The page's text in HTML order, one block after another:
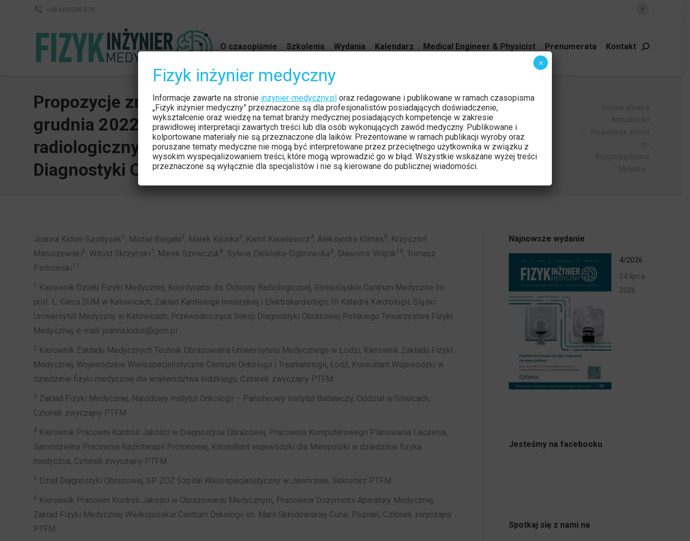
Facebook
opens
O czasopiśmie Szkolenia Wydania Kalendarz Medical Engineer & Physicist Prenumerata Kontakt Szukaj:
Propozycje zmian do Rozporządzenia Ministra Zdrowia z dnia 12
grudnia 2022 r. w sprawie testów eksploatacyjnych urządzeń
radiologicznych i urządzeń pomocniczych – Inicjatywa Sekcji
Diagnostyki Obrazowej Polskiego Towarzystwa Fizyki Medycznej
Joanna Kidoń-Szołtysek1 , Michał Biegała2, Marek Kijonka3, Kamil Kisielewicz4, Aleksandra Klimas5, Krzysztof
Matuszewski6, Witold Skrzyński7, Marek Szewczuk8, Sylwia Zielińska-Dąbrowska9, Sławomir Wójcik10, Tomasz
Piotrowski11
1
Kierownik Działu Fizyki Medycznej, Koordynator ds. Ochrony Radiologicznej, Górnośląskie Centrum Medyczne im.
prof. L. Gieca SUM w Katowicach, Zakład Kardiologii Inwazyjnej i Elektrokardiologii, III Katedra Kardiologii, Śląski
Uniwersytet Medyczny w Katowicach, Przewodnicząca Sekcji Diagnostyki Obrazowej Polskiego Towarzystwa Fizyki
Medycznej, e-mail: joanna.kidon@gcm.pl
2 Kierownik Zakładu Medycznych Technik Obrazowania Uniwersytetu Medycznego w Łodzi, Kierownik Zakładu Fizyki
Medycznej, Wojewódzkie Wielospecjalistyczne Centrum Onkologii i Traumatologii, Łódź, Konsultant Wojewódzki w
dziedzinie fizyki medycznej dla województwa łódzkiego, Członek zwyczajny PTFM
3 Zakład Fizyki Medycznej, Narodowy Instytut Onkologii – Państwowy Instytut Badawczy, Oddział w Gliwicach,
Członek zwyczajny PTFM
4Kierownik Pracowni Kontroli Jakości w Diagnostyce Obrazowej, Pracownia Komputerowego Planowania Leczenia,
Samodzielna Pracownia Radioterapii Protonowej, Konsultant wojewódzki dla Małopolski w dziedzinie fizyka
medyczna, Członek zwyczajny PTFM
5 Dział Diagnostyki Obrazowej, SP ZOZ Szpital Wielospecjalistyczny w Jaworznie, Sekretarz PTFM
6 Kierownik Pracowni Kontroli Jakości w Obrazowaniu Medycznym, Pracownia Dozymetrii Aparatury Medycznej,
Zakład Fizyki Medycznej Wielkopolskie Centrum Onkologii im. Marii Skłodowskiej-Curie, Poznań, Członek zwyczajny
PTFM
Najnowsze wydanie
4/2026
24 lipca
2026
Jesteśmy na facebooku
Spotkaj się z nami na
Fizyk inżynier medyczny
Informacje zawarte na stronie inzynier-medyczny.ploraz redagowane i publikowane w ramach czasopisma
„Fizyk inżynier medyczny” przeznaczone są dla profesjonalistów posiadających doświadczenie,
wykształcenie oraz wiedzę na temat branży medycznej posiadających kompetencje w zakresie
prawidłowej interpretacji zawartych treści lub dla osób wykonujących zawód medyczny. Publikowane i
kolportowane materiały nie są przeznaczone dla laików. Prezentowane w ramach publikacji wyroby oraz
poruszane tematy medyczne nie mogą być interpretowane przez przeciętnego użytkownika w związku z
wysokim wyspecjalizowaniem treści, które mogą wprowadzić go w błąd. Wszystkie wskazane wyżej treści
przeznaczone są wyłącznie dla specjalistów i nie są kierowane do publicznej wiadomości.
×